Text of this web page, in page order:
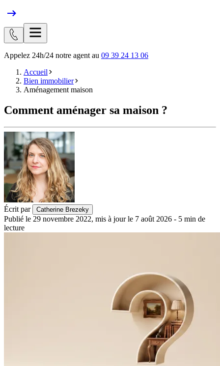
Appelez 24h/24 notre agent au 09 39 24 13 06
Accueil
Bien immobilier
Aménagement maison
Comment aménager sa maison ?
Écrit par Catherine Brezeky
Publié le 29 novembre 2022, mis à jour le 7 août 2026 - 5 min de
lecture